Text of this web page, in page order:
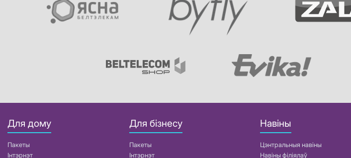
Для дому
Пакеты
Інтэрнэт
Для бізнесу
Пакеты
Інтэрнэт
Навіны
Цэнтральныя навіны
Навіны філіялаў